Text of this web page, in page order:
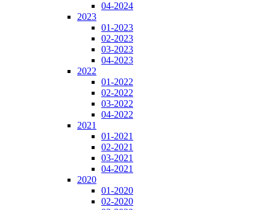
04-2024
2023
01-2023
02-2023
03-2023
04-2023
2022
01-2022
02-2022
03-2022
04-2022
2021
01-2021
02-2021
03-2021
04-2021
2020
01-2020
02-2020